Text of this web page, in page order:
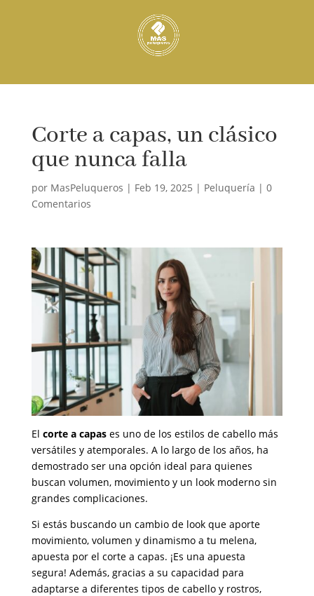
Corte a capas, un clásico
que nunca falla
por MasPeluqueros | Feb 19, 2025 | Peluquería | 0
Comentarios
El corte a capases uno de los estilos de cabello más
versátiles y atemporales. A lo largo de los años, ha
demostrado ser una opción ideal para quienes
buscan volumen, movimiento y un look moderno sin
grandes complicaciones.
Si estás buscando un cambio de look que aporte
movimiento, volumen y dinamismo a tu melena,
apuesta por el corte a capas. ¡Es una apuesta
segura! Además, gracias a su capacidad para
adaptarse a diferentes tipos de cabello y rostros,